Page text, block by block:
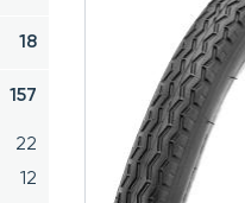
18
157
22
12